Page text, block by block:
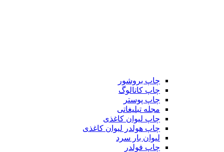
چاپ بروشور
چاپ کاتالوگ
چاپ پوستر
مجله تبلیغاتی
چاپ لیوان کاغذی
چاپ هولدر لیوان کاغذی
لیوان بار سرد
چاپ فولدر